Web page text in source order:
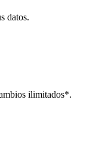
datos.
ilimitados*.